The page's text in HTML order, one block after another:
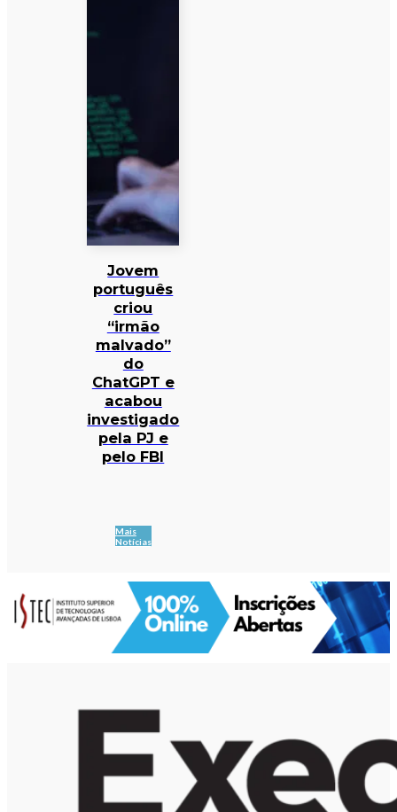
Jovem
português
criou
“irmão
malvado”
do
ChatGPT e
acabou
investigado
pela PJ e
pelo FBI
Mais
Notícias